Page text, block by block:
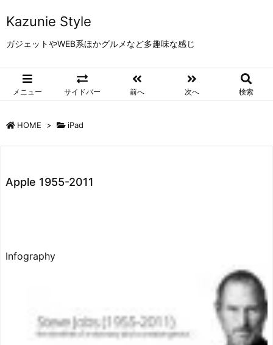
Kazunie Style
ガジェットやWEB系ほかグルメなど多趣味な感じ
メニュー サイドバー 前へ 次へ 検索
HOME > iPad
Apple 1955-2011
Infography